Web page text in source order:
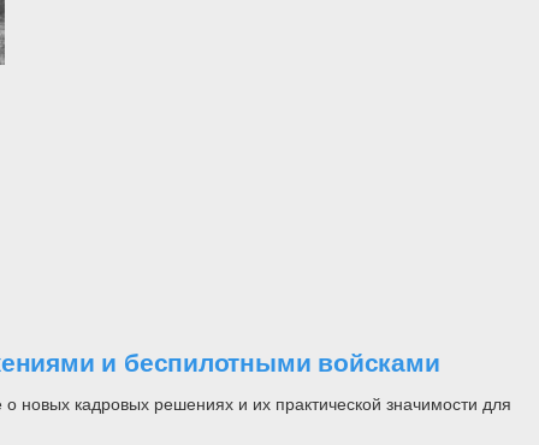
и беспилотными войсками
новых кадровых решениях и их практической значимости для